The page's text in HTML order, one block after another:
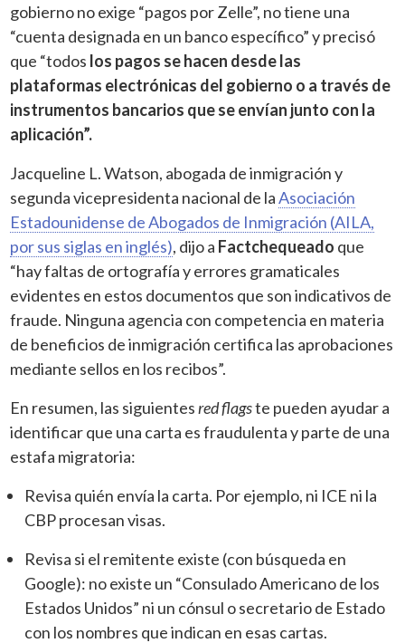
gobierno no exige “pagos por Zelle”, no tiene una
“cuenta designada en un banco específico” y precisó
que “todos los pagos se hacen desde las
plataformas electrónicas del gobierno o a través de
instrumentos bancarios que se envían junto con la
aplicación”.
Jacqueline L. Watson, abogada de inmigración y
segunda vicepresidenta nacional de laAsociación
Estadounidense de Abogados de Inmigración (AILA,
por sus siglas en inglés), dijo a Factchequeado que
“hay faltas de ortografía y errores gramaticales
evidentes en estos documentos que son indicativos de
fraude. Ninguna agencia con competencia en materia
de beneficios de inmigración certifica las aprobaciones
mediante sellos en los recibos”.
En resumen, las siguientesred flagste pueden ayudar a
identificar que una carta es fraudulenta y parte de una
estafa migratoria:
Revisa quién envía la carta. Por ejemplo, ni ICE ni la
CBP procesan visas.
Revisa si el remitente existe (con búsqueda en
Google): no existe un “Consulado Americano de los
Estados Unidos” ni un cónsul o secretario de Estado
con los nombres que indican en esas cartas.